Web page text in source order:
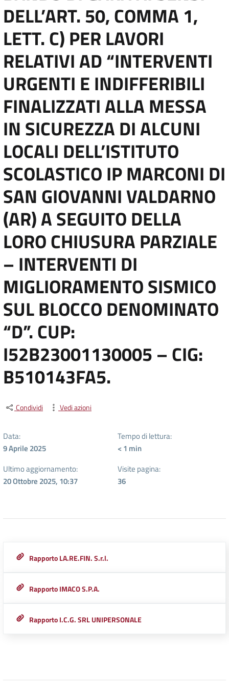
DELL’ART. 50, COMMA 1,
LETT. C) PER LAVORI
RELATIVI AD “INTERVENTI
URGENTI E INDIFFERIBILI
FINALIZZATI ALLA MESSA
IN SICUREZZA DI ALCUNI
LOCALI DELL’ISTITUTO
SCOLASTICO IP MARCONI DI
SAN GIOVANNI VALDARNO
(AR) A SEGUITO DELLA
LORO CHIUSURA PARZIALE
– INTERVENTI DI
MIGLIORAMENTO SISMICO
SUL BLOCCO DENOMINATO
“D”. CUP:
I52B23001130005 – CIG:
B510143FA5.
Condividi Vedi azioni
Data:
9 Aprile 2025
Tempo di lettura:
< 1 min
Ultimo aggiornamento:
20 Ottobre 2025, 10:37
Visite pagina:
36
Rapporto LA.RE.FIN. S.r.l.
Rapporto IMACO S.P.A.
Rapporto I.C.G. SRL UNIPERSONALE